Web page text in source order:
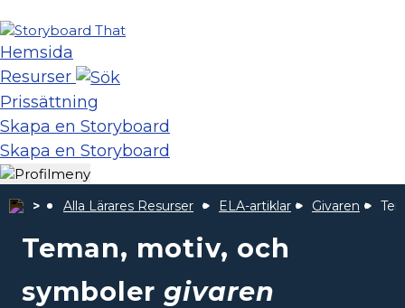
Hemsida
Resurser
Prissättning
Skapa en Storyboard
Skapa en Storyboard
Alla Lärares Resurser ELA-artiklar Givaren
Teman, motiv, och
symboler givaren